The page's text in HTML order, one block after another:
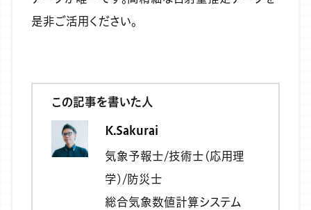
是非ご活用ください。
この記事を書いた人
K.Sakurai
気象予報士/技術士(応用理
学)/防災士
総合気象数値計算システム